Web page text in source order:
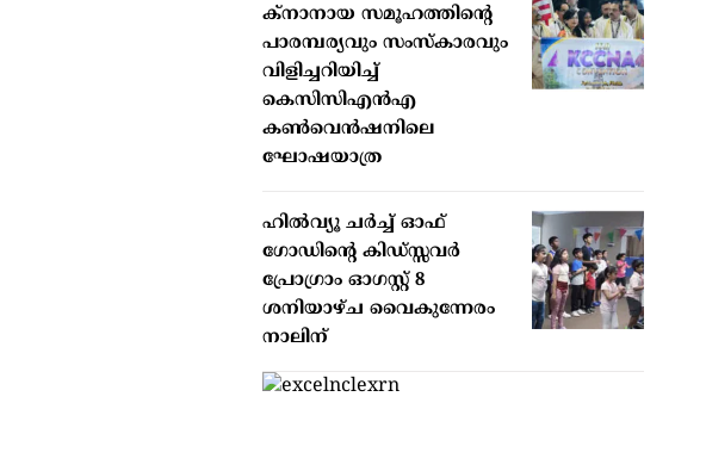
ക്‌നാനായ സമൂഹത്തിന്റെ
പാരമ്പര്യവും സംസ്‌കാരവും
വിളിച്ചറിയിച്ച്
കെസിസിഎന്‍എ
കണ്‍വെന്‍ഷനിലെ
ഘോഷയാത്ര
ഹില്‍വ്യൂ ചര്‍ച്ച് ഓഫ്
ഗോഡിന്റെ കിഡ്സ്സവര്‍
പ്രോഗ്രാം ഓഗസ്റ്റ് 8
ശനിയാഴ്ച വൈകുന്നേരം
നാലിന്